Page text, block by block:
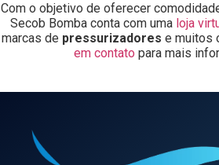
Com o objetivo de oferecer
Secob Bomba conta com uma loja
marcas de pressurizadores e muitos
em contato para mais